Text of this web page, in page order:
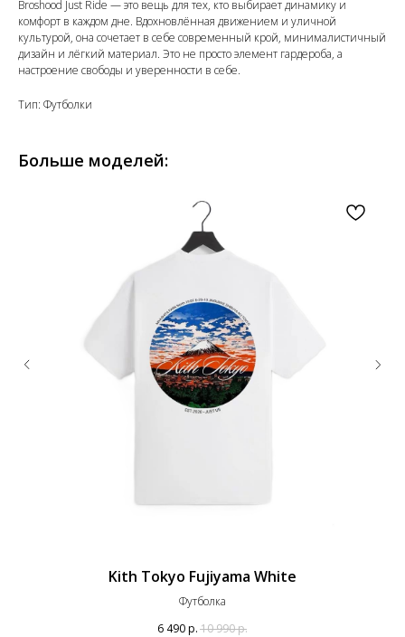
Broshood Just Ride — это вещь для тех, кто выбирает динамику и
комфорт в каждом дне. Вдохновлённая движением и уличной
культурой, она сочетает в себе современный крой, минималистичный
дизайн и лёгкий материал. Это не просто элемент гардероба, а
настроение свободы и уверенности в себе.
Тип: Футболки
Больше моделей:
Kith Tokyo Fujiyama White
Футболка
6 490р. 10 990р.